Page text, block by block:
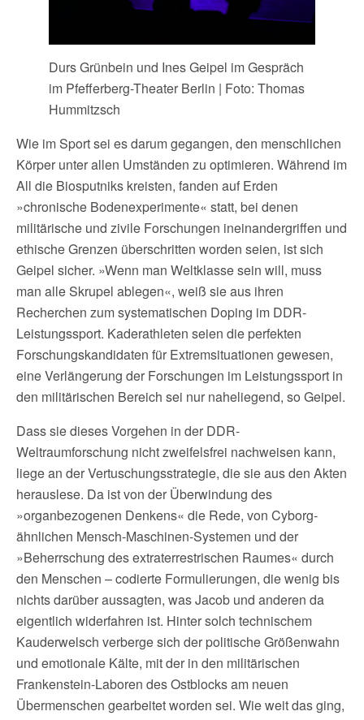
Durs Grünbein und Ines Geipel im Gespräch
im Pfefferberg-Theater Berlin | Foto: Thomas
Hummitzsch
Wie im Sport sei es darum gegangen, den menschlichen
Körper unter allen Umständen zu optimieren. Während im
All die Biosputniks kreisten, fanden auf Erden
»chronische Bodenexperimente« statt, bei denen
militärische und zivile Forschungen ineinandergriffen und
ethische Grenzen überschritten worden seien, ist sich
Geipel sicher. »Wenn man Weltklasse sein will, muss
man alle Skrupel ablegen«, weiß sie aus ihren
Recherchen zum systematischen Doping im DDR-
Leistungssport. Kaderathleten seien die perfekten
Forschungskandidaten für Extremsituationen gewesen,
eine Verlängerung der Forschungen im Leistungssport in
den militärischen Bereich sei nur naheliegend, so Geipel.
Dass sie dieses Vorgehen in der DDR-
Weltraumforschung nicht zweifelsfrei nachweisen kann,
liege an der Vertuschungsstrategie, die sie aus den Akten
herauslese. Da ist von der Überwindung des
»organbezogenen Denkens« die Rede, von Cyborg-
ähnlichen Mensch-Maschinen-Systemen und der
»Beherrschung des extraterrestrischen Raumes« durch
den Menschen – codierte Formulierungen, die wenig bis
nichts darüber aussagten, was Jacob und anderen da
eigentlich widerfahren ist. Hinter solch technischem
Kauderwelsch verberge sich der politische Größenwahn
und emotionale Kälte, mit der in den militärischen
Frankenstein-Laboren des Ostblocks am neuen
Übermenschen gearbeitet worden sei. Wie weit das ging,